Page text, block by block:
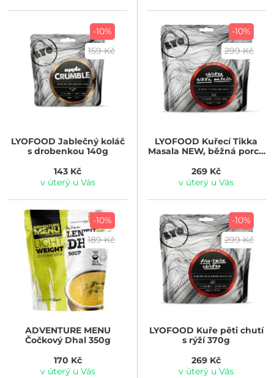
-10%
159 Kč
LYOFOOD Jablečný koláč
s drobenkou 140g
143 Kč
v úterý u Vás
-10%
299 Kč
LYOFOOD Kuřecí Tikka
Masala NEW, běžná porce
269 Kč
v úterý u Vás
-10%
189 Kč
ADVENTURE MENU
Čočkový Dhal 350g
170 Kč
v úterý u Vás
-10%
299 Kč
LYOFOOD Kuře pěti chutí
s rýží 370g
269 Kč
v úterý u Vás